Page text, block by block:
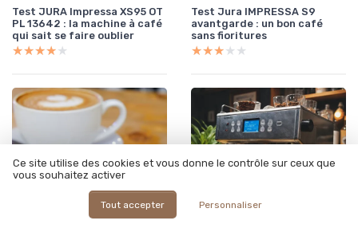
Test JURA Impressa XS95 OT
PL 13642 : la machine à café
qui sait se faire oublier
★★★★★
★★★★★
Test Jura IMPRESSA S9
avantgarde : un bon café
sans fioritures
★★★★★
★★★★★
Ce site utilise des cookies et vous donne le contrôle sur ceux que
vous souhaitez activer
Tout accepter Personnaliser